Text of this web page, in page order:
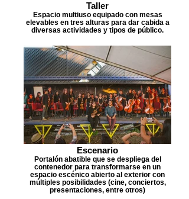
Taller
Espacio multiuso equipado con mesas
elevables en tres alturas para dar cabida a
diversas actividades y tipos de público.
Escenario
Portalón abatible que se despliega del
contenedor para transformarse en un
espacio escénico abierto al exterior con
múltiples posibilidades (cine, conciertos,
presentaciones, entre otros)